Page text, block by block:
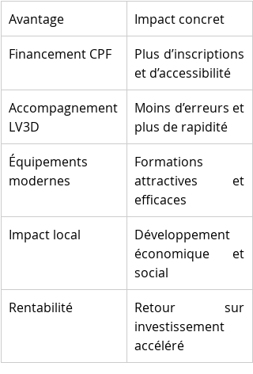
Avantage
Impact concret
Financement CPF
Plus d’inscriptions
et d’accessibilité
Accompagnement
LV3D
Moins d’erreurs et
plus de rapidité
Équipements
modernes
Formations
attractives et
efficaces
Impact local
Développement
économique et
social
Rentabilité
Retour sur
investissement
accéléré